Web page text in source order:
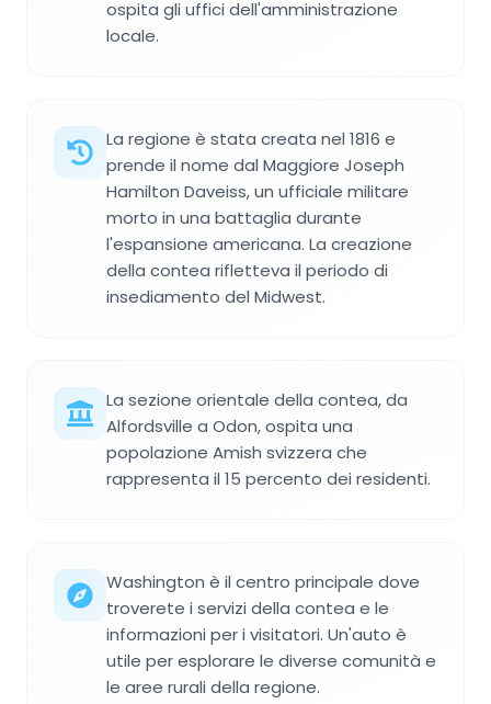
ospita gli uffici dell'amministrazione
locale.
La regione è stata creata nel 1816 e
prende il nome dal Maggiore Joseph
Hamilton Daveiss, un ufficiale militare
morto in una battaglia durante
l'espansione americana. La creazione
della contea rifletteva il periodo di
insediamento del Midwest.
La sezione orientale della contea, da
Alfordsville a Odon, ospita una
popolazione Amish svizzera che
rappresenta il 15 percento dei residenti.
Washington è il centro principale dove
troverete i servizi della contea e le
informazioni per i visitatori. Un'auto è
utile per esplorare le diverse comunità e
le aree rurali della regione.